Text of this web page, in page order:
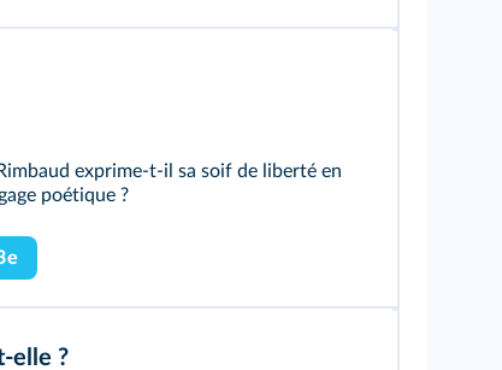
exprime-t-il sa soif de liberté en
poétique ?
elle ?